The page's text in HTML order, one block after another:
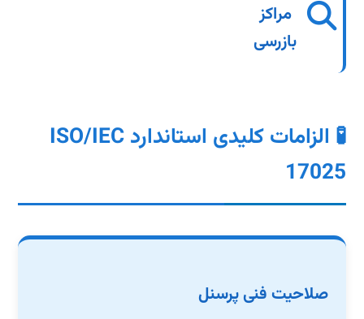
مراکز
بازرسی
🧪 الزامات کلیدی استاندارد ISO/IEC
17025
صلاحیت فنی پرسنل